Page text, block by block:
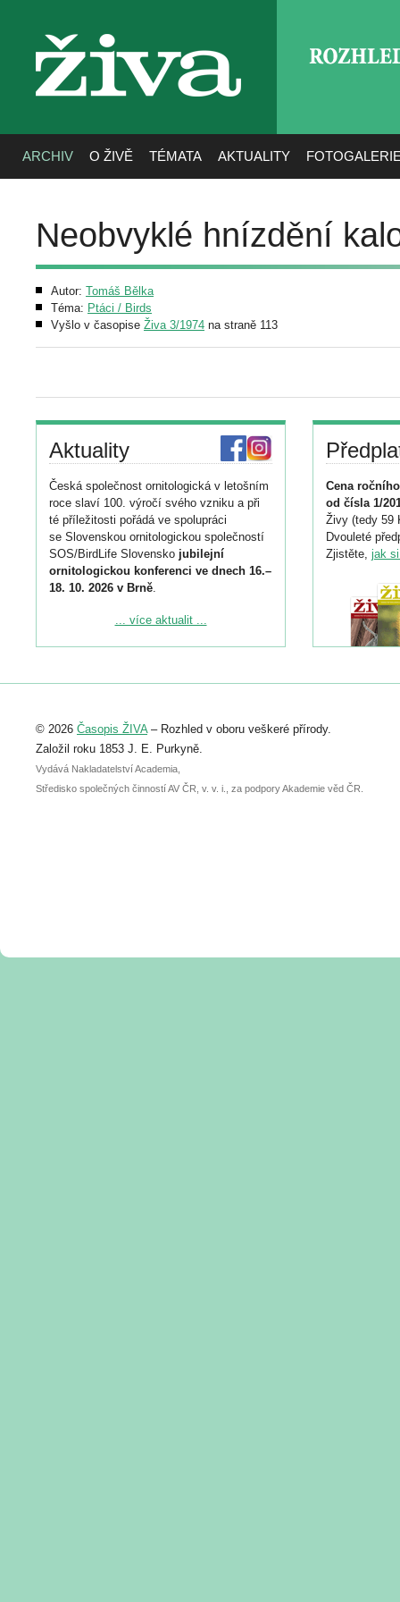
živa
ARCHIV O ŽIVĚ TÉMATA AKTUALITY
Neobvyklé hnízdění
Autor: Tomáš Bělka
Téma: Ptáci / Birds
Vyšlo v časopise Živa 3/1974 na straně 113
Aktuality
Česká společnost ornitologická v letošním
roce slaví 100. výročí svého vzniku a při
té příležitosti pořádá ve spolupráci
se Slovenskou ornitologickou společností
SOS/BirdLife Slovensko jubilejní
ornitologickou konferenci ve dnech 16.–
18. 10. 2026 v Brně.
Podrobnější informace ke konferenci
Registrovat se můžete do 6. září.
abstraktu přihlášené přednášky nebo
posteru je už 30. června.
... více aktualit ...
Cena
od čísla 1/
Živy (tedy 59
Dvouleté
Zjistěte, jak
© 2026 Časopis ŽIVA– Rozhled v oboru veškeré přírody.
Založil roku 1853 J. E. Purkyně.
Vydává Nakladatelství Academia,
Středisko společných činností AV ČR, v. v. i., za podpory Akademie věd ČR.